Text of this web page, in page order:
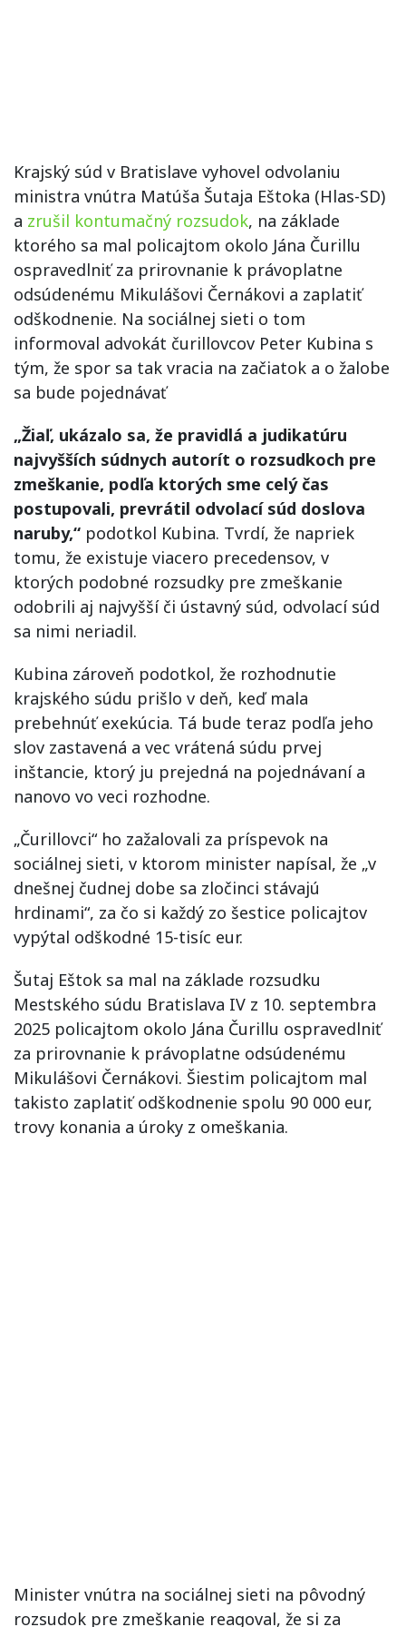
Krajský súd v Bratislave vyhovel odvolaniu
ministra vnútra Matúša Šutaja Eštoka (Hlas-SD)
a zrušil kontumačný rozsudok, na základe
ktorého sa mal policajtom okolo Jána Čurillu
ospravedlniť za prirovnanie k právoplatne
odsúdenému Mikulášovi Černákovi a zaplatiť
odškodnenie. Na sociálnej sieti o tom
informoval advokát čurillovcov Peter Kubina s
tým, že spor sa tak vracia na začiatok a o žalobe
sa bude pojednávať
„Žiaľ, ukázalo sa, že pravidlá a judikatúru
najvyšších súdnych autorít o rozsudkoch pre
zmeškanie, podľa ktorých sme celý čas
postupovali, prevrátil odvolací súd doslova
naruby,“ podotkol Kubina. Tvrdí, že napriek
tomu, že existuje viacero precedensov, v
ktorých podobné rozsudky pre zmeškanie
odobrili aj najvyšší či ústavný súd, odvolací súd
sa nimi neriadil.
Kubina zároveň podotkol, že rozhodnutie
krajského súdu prišlo v deň, keď mala
prebehnúť exekúcia. Tá bude teraz podľa jeho
slov zastavená a vec vrátená súdu prvej
inštancie, ktorý ju prejedná na pojednávaní a
nanovo vo veci rozhodne.
„Čurillovci“ ho zažalovali za príspevok na
sociálnej sieti, v ktorom minister napísal, že „v
dnešnej čudnej dobe sa zločinci stávajú
hrdinami“, za čo si každý zo šestice policajtov
vypýtal odškodné 15-tisíc eur.
Šutaj Eštok sa mal na základe rozsudku
Mestského súdu Bratislava IV z 10. septembra
2025 policajtom okolo Jána Čurillu ospravedlniť
za prirovnanie k právoplatne odsúdenému
Mikulášovi Černákovi. Šiestim policajtom mal
takisto zaplatiť odškodnenie spolu 90 000 eur,
trovy konania a úroky z omeškania.
Minister vnútra na sociálnej sieti na pôvodný
rozsudok pre zmeškanie reagoval, že si za